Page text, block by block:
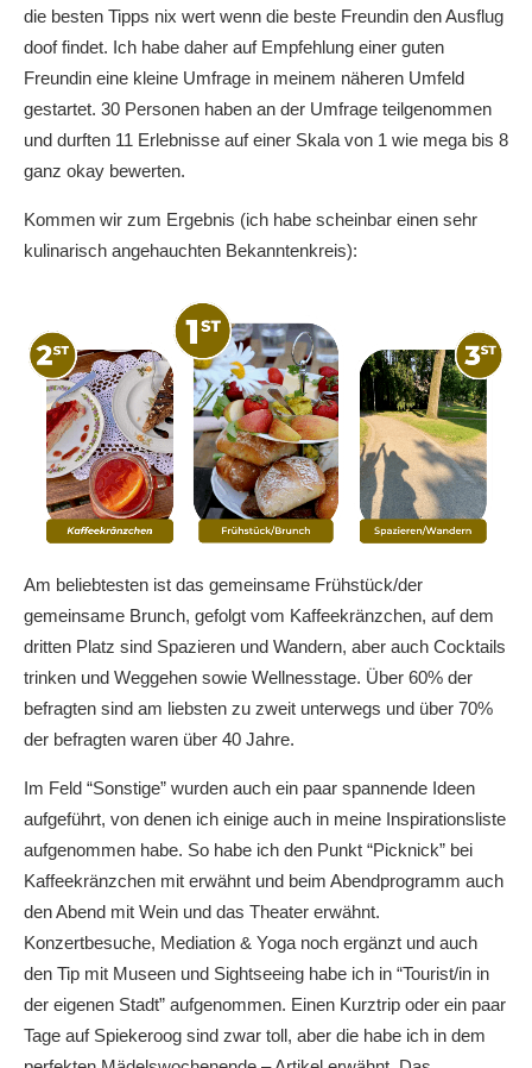
die besten Tipps nix wert wenn die beste Freundin den Ausflug
doof findet. Ich habe daher auf Empfehlung einer guten
Freundin eine kleine Umfrage in meinem näheren Umfeld
gestartet. 30 Personen haben an der Umfrage teilgenommen
und durften 11 Erlebnisse auf einer Skala von 1 wie mega bis 8
ganz okay bewerten.
Kommen wir zum Ergebnis (ich habe scheinbar einen sehr
kulinarisch angehauchten Bekanntenkreis):
Am beliebtesten ist das gemeinsame Frühstück/der
gemeinsame Brunch, gefolgt vom Kaffeekränzchen, auf dem
dritten Platz sind Spazieren und Wandern, aber auch Cocktails
trinken und Weggehen sowie Wellnesstage. Über 60% der
befragten sind am liebsten zu zweit unterwegs und über 70%
der befragten waren über 40 Jahre.
Im Feld “Sonstige” wurden auch ein paar spannende Ideen
aufgeführt, von denen ich einige auch in meine Inspirationsliste
aufgenommen habe. So habe ich den Punkt “Picknick” bei
Kaffeekränzchen mit erwähnt und beim Abendprogramm auch
den Abend mit Wein und das Theater erwähnt.
Konzertbesuche, Mediation & Yoga noch ergänzt und auch
den Tip mit Museen und Sightseeing habe ich in “Tourist/in in
der eigenen Stadt” aufgenommen. Einen Kurztrip oder ein paar
Tage auf Spiekeroog sind zwar toll, aber die habe ich in dem